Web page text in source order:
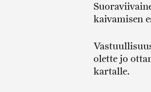
kaivamisen
olette jo
kartalle.